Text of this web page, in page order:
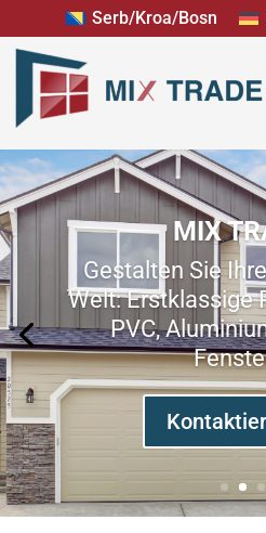
Serb/Kroa/Bosn
MIX
Gestalten Sie
Welt: Erstklassige
PVC,